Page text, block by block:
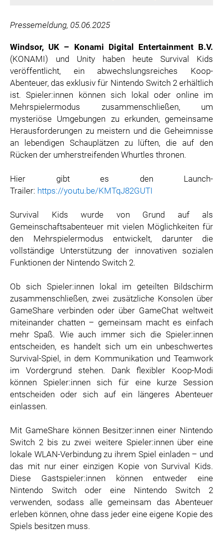
SUPERCELL
KONAMI
CHERRY
SYLVOX
PREMIUM AUDIO
KOSPET
ONKYO
WARNER BROS. DISCOVERY GLOBAL CONSUMER PRODUCTS
ZOOPLUS
SWITCHBOT
SUPERUM
MEDIA
PRESSEBILDER
PRESSEKONTAKT
Pressemeldung, 05.06.2025
Windsor, UK – Konami Digital Entertainment B.V.
(KONAMI) und Unity haben heute Survival Kids
veröffentlicht, ein abwechslungsreiches Koop-
Abenteuer, das exklusiv für Nintendo Switch 2 erhältlich
ist. Spieler:innen können sich lokal oder online im
Mehrspielermodus zusammenschließen, um
mysteriöse Umgebungen zu erkunden, gemeinsame
Herausforderungen zu meistern und die Geheimnisse
an lebendigen Schauplätzen zu lüften, die auf den
Rücken der umherstreifenden Whurtles thronen.
Hier gibt es den Launch-
Trailer: https://youtu.be/KMTqJ82GUTI
Survival Kids wurde von Grund auf als
Gemeinschaftsabenteuer mit vielen Möglichkeiten für
den Mehrspielermodus entwickelt, darunter die
vollständige Unterstützung der innovativen sozialen
Funktionen der Nintendo Switch 2.
Ob sich Spieler:innen lokal im geteilten Bildschirm
zusammenschließen, zwei zusätzliche Konsolen über
GameShare verbinden oder über GameChat weltweit
miteinander chatten – gemeinsam macht es einfach
mehr Spaß. Wie auch immer sich die Spieler:innen
entscheiden, es handelt sich um ein unbeschwertes
Survival-Spiel, in dem Kommunikation und Teamwork
im Vordergrund stehen. Dank flexibler Koop-Modi
können Spieler:innen sich für eine kurze Session
entscheiden oder sich auf ein längeres Abenteuer
einlassen.
Mit GameShare können Besitzer:innen einer Nintendo
Switch 2 bis zu zwei weitere Spieler:innen über eine
lokale WLAN-Verbindung zu ihrem Spiel einladen – und
das mit nur einer einzigen Kopie von Survival Kids.
Diese Gastspieler:innen können entweder eine
Nintendo Switch oder eine Nintendo Switch 2
verwenden, sodass alle gemeinsam das Abenteuer
erleben können, ohne dass jeder eine eigene Kopie des
Spiels besitzen muss.